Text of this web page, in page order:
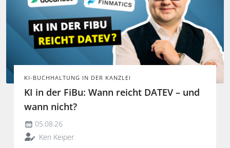
KI-BUCHHALTUNG IN DER KANZLEI
KI in der FiBu: Wann reicht DATEV – und
wann nicht?
05.08.26
Ken Keiper